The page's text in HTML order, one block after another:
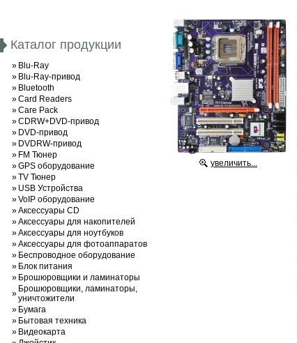
Каталог продукции
» Blu-Ray
» Blu-Ray-привод
» Bluetooth
»Card Readers
»Care Pack
»CDRW+DVD-привод
» DVD-привод
» DVDRW-привод
» FM Тюнер
»GPS оборудование
»TV Тюнер
» USB Устройства
»VoIP оборудование
»Аксессуары CD
»Аксессуары для накопителей
»Аксессуары для ноутбуков
»Аксессуары для фотоаппаратов
» Беспроводное оборудование
» Блок питания
» Брошюровщики и ламинаторы
» Брошюровщики, ламинаторы,
уничтожители
» Бумага
» Бытовая техника
» Видеокарта
увеличить...